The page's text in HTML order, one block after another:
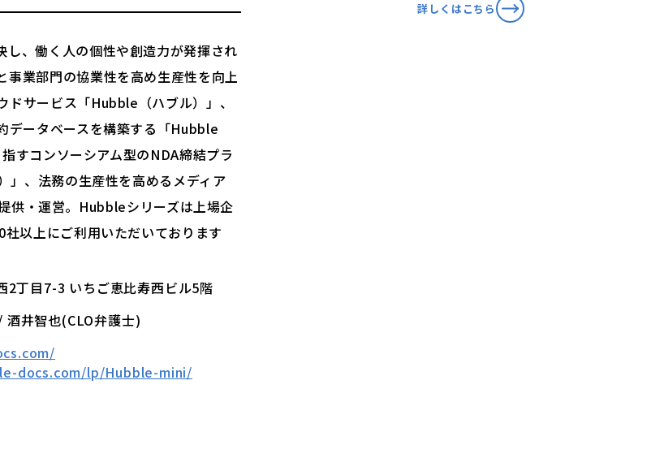
し、働く人の個性や創造力が発揮され
事業部門の協業性を高め生産性を向上
サービス「Hubble（ハブル）」、
データベースを構築する「Hubble
すコンソーシアム型のNDA締結プラ
」、法務の生産性を高めるメディア
供・運営。Hubbleシリーズは上場企
以上にご利用いただいております
2丁目7-3 いちご恵比寿西ビル5階
酒井智也(CLO弁護士)
docs.com/lp/Hubble-mini/
詳しくはこちら